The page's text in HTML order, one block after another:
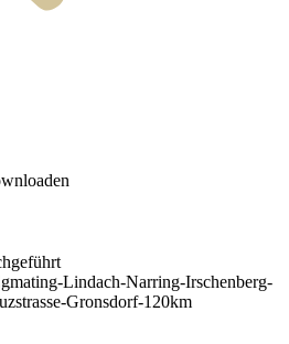
Lindach-Narring-Irschenberg-
Gronsdorf-120km